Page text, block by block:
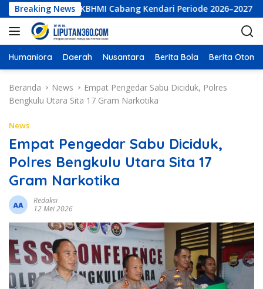
a
g
u
Breaking News
LKBHMI Cabang Kendari Periode 2026–2027 PT
Humaniora Daerah Nusantara Berita Bola Berita
Beranda News
Empat Pengedar Sabu Diciduk, Polres
Bengkulu Utara Sita 17 Gram Narkotika
News
Empat Pengedar Sabu Diciduk,
Polres Bengkulu Utara Sita 17
Gram Narkotika
Redaksi
12 Mei 2026